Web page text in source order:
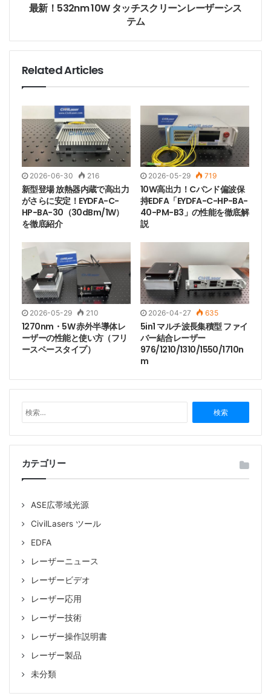
線幅テストレポート。
Tags DFBレーザー
最新！532nm 10W タッチスクリーンレーザーシス
テム
Related Articles
2026-06-30 216
新型登場 放熱器内蔵で高出力
がさらに安定！EYDFA-C-
HP-BA-30（30dBm/1W）
を徹底紹介
2026-05-29 719
10W高出力！Cバンド偏波保
持EDFA「EYDFA-C-HP-BA-
40-PM-B3」の性能を徹底解
説
2026-05-29 210
1270nm・5W 赤外半導体レ
ーザーの性能と使い方（フリ
ースペースタイプ）
2026-04-27 635
5in1 マルチ波長集積型 ファイ
バー結合レーザー
976/1210/1310/1550/1710n
m
索
:
カテゴリー
ASE広帯域光源
CivilLasers ツール
EDFA
レーザーニュース
レーザービデオ
レーザー応用
レーザー技術
レーザー操作説明書
レーザー製品
未分類